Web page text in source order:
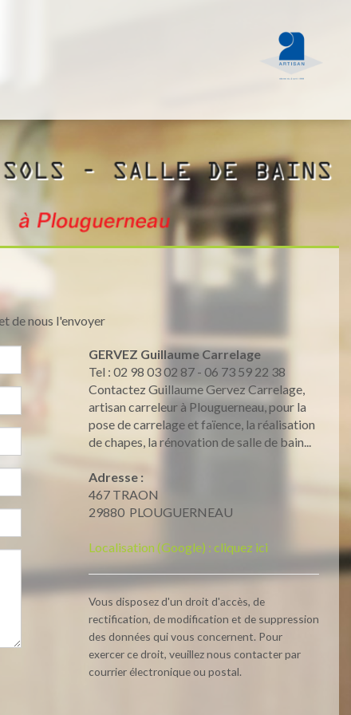
de nous l'envoyer
GERVEZ Guillaume Carrelage
Tel : 02 98 03 02 87 - 06 73 59 22 38
Contactez Guillaume Gervez Carrelage,
artisan carreleur à Plouguerneau, pour la
pose de carrelage et faïence, la réalisation
de chapes, la rénovation de salle de bain...
Adresse :
467 TRAON
29880 PLOUGUERNEAU
Localisation (Google) : cliquez ici
Vous disposez d'un droit d'accès, de
rectification, de modification et de suppression
des données qui vous concernent. Pour
exercer ce droit, veuillez nous contacter par
courrier électronique ou postal.